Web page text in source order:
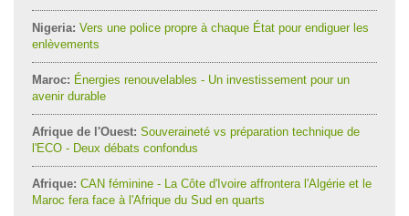
Nigeria: Vers une police propre à chaque État pour endiguer les
enlèvements
Maroc: Énergies renouvelables - Un investissement pour un
avenir durable
Afrique de l'Ouest: Souveraineté vs préparation technique de
l'ECO - Deux débats confondus
Afrique: CAN féminine - La Côte d'Ivoire affrontera l'Algérie et le
Maroc fera face à l'Afrique du Sud en quarts